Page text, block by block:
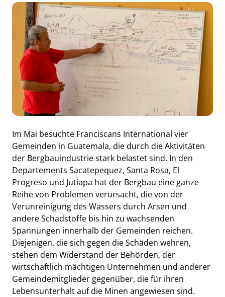
Im Mai besuchte Franciscans International vier
Gemeinden in Guatemala, die durch die Aktivitäten
der Bergbauindustrie stark belastet sind. In den
Departements Sacatepequez, Santa Rosa, El
Progreso und Jutiapa hat der Bergbau eine ganze
Reihe von Problemen verursacht, die von der
Verunreinigung des Wassers durch Arsen und
andere Schadstoffe bis hin zu wachsenden
Spannungen innerhalb der Gemeinden reichen.
Diejenigen, die sich gegen die Schäden wehren,
stehen dem Widerstand der Behörden, der
wirtschaftlich mächtigen Unternehmen und anderer
Gemeindemitglieder gegenüber, die für ihren
Lebensunterhalt auf die Minen angewiesen sind.